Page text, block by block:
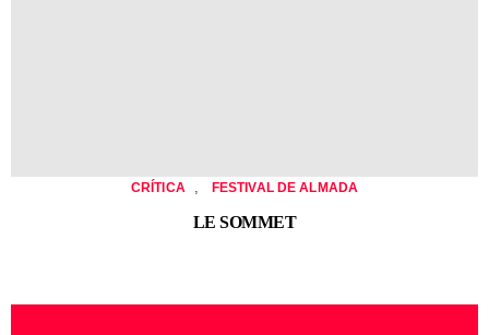
CRÍTICA FESTIVAL DE ALMADA
LE SOMMET